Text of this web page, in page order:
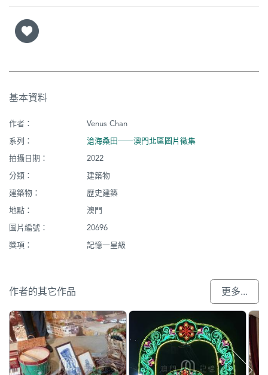
街
基本資料
作者：
Venus Chan
系列：
滄海桑田──澳門北區圖片徵集
拍攝日期：
2022
分類：
建築物
建築物：
歷史建築
地點：
澳門
圖片編號：
20696
獎項：
記憶一星級
作者的其它作品 更多...